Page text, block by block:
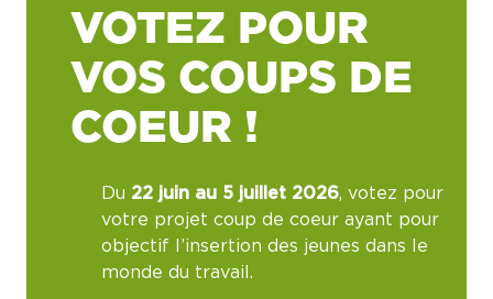
VOTEZ POUR
VOS COUPS DE
COEUR !
Du 22 juin au 5 juillet 2026, votez pour
votre projet coup de coeur ayant pour
objectif l’insertion des jeunes dans le
monde du travail.